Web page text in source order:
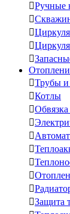
Ручные




Трубы
Котлы
Обвязка






Защита